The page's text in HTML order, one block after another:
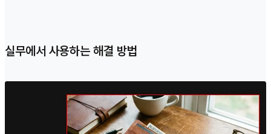
실무에서 사용하는 해결 방법